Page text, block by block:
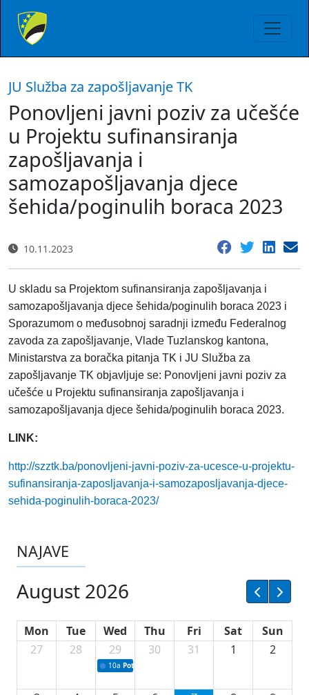
JU Služba za zapošljavanje TK
Ponovljeni javni poziv za učešće
u Projektu sufinansiranja
zapošljavanja i
samozapošljavanja djece
šehida/poginulih boraca 2023
10.11.2023
U skladu sa Projektom sufinansiranja zapošljavanja i
samozapošljavanja djece šehida/poginulih boraca 2023 i
Sporazumom o međusobnoj saradnji između Federalnog
zavoda za zapošljavanje, Vlade Tuzlanskog kantona,
Ministarstva za boračka pitanja TK i JU Služba za
zapošljavanje TK objavljuje se: Ponovljeni javni poziv za
učešće u Projektu sufinansiranja zapošljavanja i
samozapošljavanja djece šehida/poginulih boraca 2023.
LINK:
http://szztk.ba/ponovljeni-javni-poziv-za-ucesce-u-projektu-
sufinansiranja-zaposljavanja-i-samozaposljavanja-djece-
sehida-poginulih-boraca-2023/
NAJAVE
August 2026
Mon Tue Wed Thu Fri Sat
Sun
27
28 29
10a Potpisivanje ugovora sa neprofitnim
30 31 1 2